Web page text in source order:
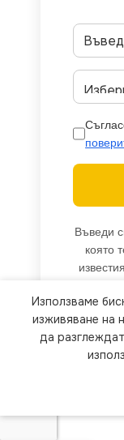
Въведи
която
We use cookies
website. By
ПОВЕЧЕ
Използваме
изживяване на
да